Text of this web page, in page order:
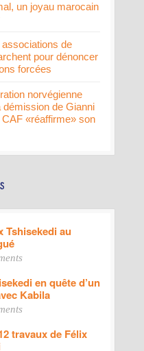
un joyau marocain
de
pour dénoncer
forcées
norvégienne
démission de Gianni
CAF «réaffirme» son
Tshisekedi au
en quête d’un
Kabila
travaux de Félix